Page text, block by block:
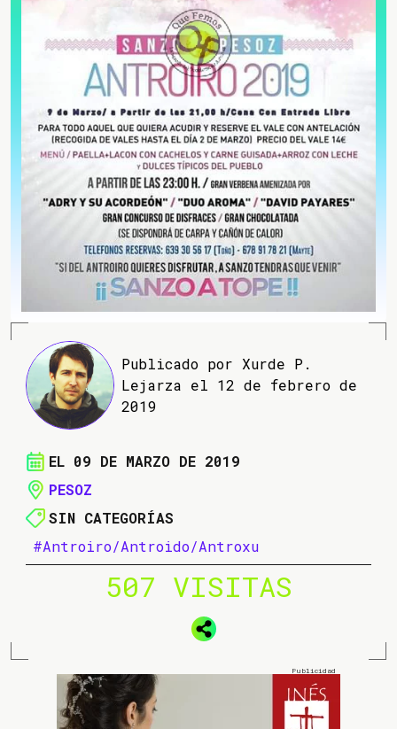
Publicado por Xurde P.
Lejarza el 12 de febrero de
2019
EL 09 DE MARZO DE 2019
PESOZ
SIN CATEGORÍAS
#Antroiro/Antroido/Antroxu
507 VISITAS